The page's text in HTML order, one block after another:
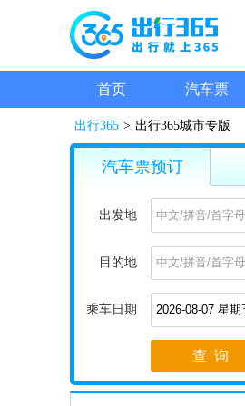
首页 汽车票
出行365 > 出行365城市专版
汽车票预订
出发地
目的地
乘车日期
查 询